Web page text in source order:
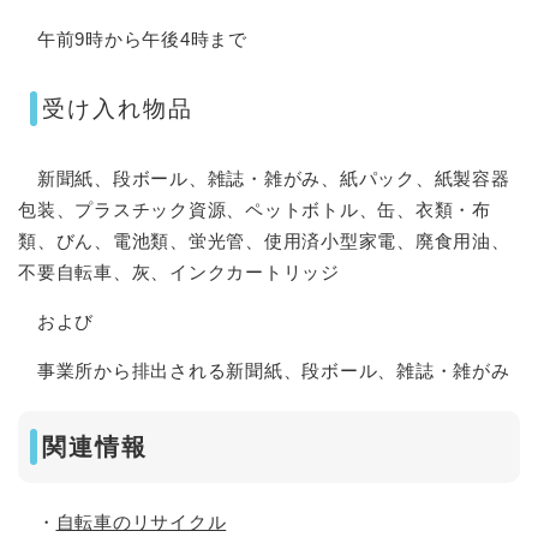
午前9時から午後4時まで
受け入れ物品
新聞紙、段ボール、雑誌・雑がみ、紙パック、紙製容器
包装、プラスチック資源、ペットボトル、缶、衣類・布
類、びん、電池類、蛍光管、使用済小型家電、廃食用油、
不要自転車、灰、インクカートリッジ
および
事業所から排出される新聞紙、段ボール、雑誌・雑がみ
関連情報
・ 自転車のリサイクル